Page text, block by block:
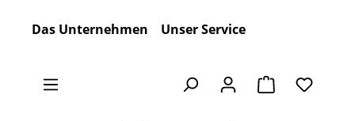
Das Unternehmen Unser Service
Warenkorb